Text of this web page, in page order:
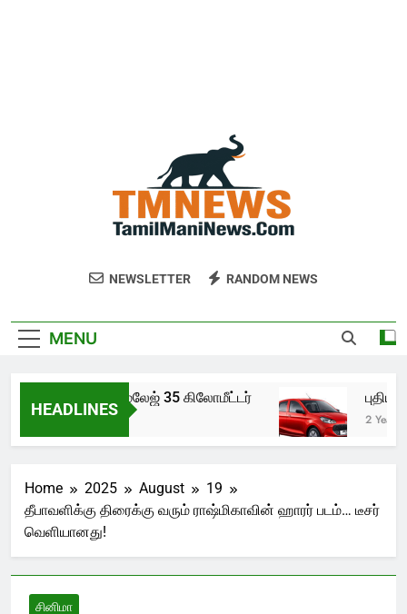
NEWSLETTER RANDOM NEWS
MENU
HEADLINES
கே10 இன் மைலேஜ் 35 கிலோமீட்டர்
2 Years
Home 2025 August
19
தீபாவளிக்கு திரைக்கு வரும் ராஷ்மிகாவின் ஹாரர் படம்… டீசர்
வெளியானது!
சினிமா